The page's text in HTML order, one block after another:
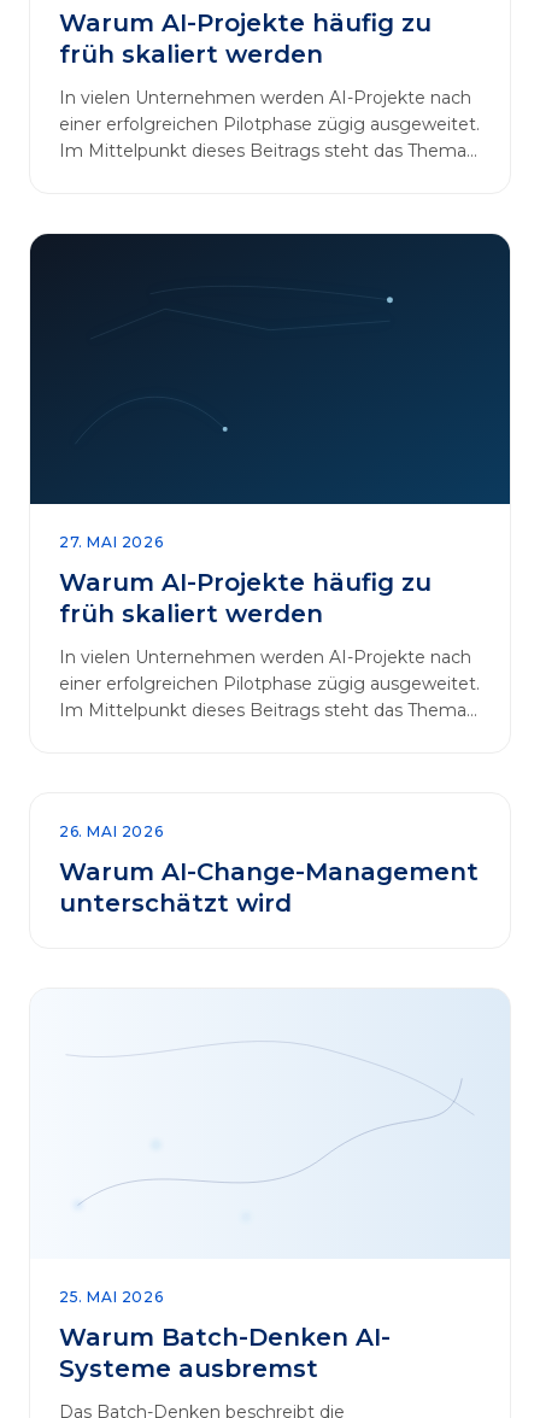
Warum AI-Projekte häufig zu
früh skaliert werden
In vielen Unternehmen werden AI-Projekte nach
einer erfolgreichen Pilotphase zügig ausgeweitet.
Im Mittelpunkt dieses Beitrags steht das Thema
27. MAI 2026
Warum AI-Projekte häufig zu
früh skaliert werden
In vielen Unternehmen werden AI-Projekte nach
einer erfolgreichen Pilotphase zügig ausgeweitet.
Im Mittelpunkt dieses Beitrags steht das Thema
26. MAI 2026
Warum AI-Change-Management
unterschätzt wird
25. MAI 2026
Warum Batch-Denken AI-
Systeme ausbremst
Das Batch-Denken beschreibt die